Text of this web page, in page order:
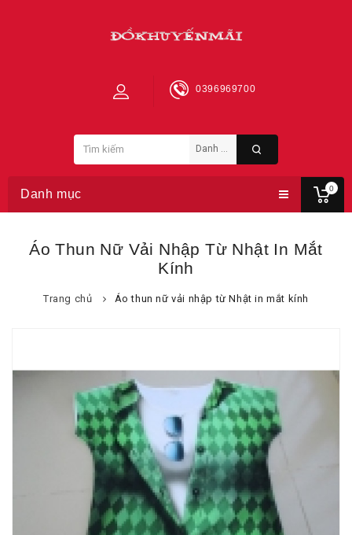
0
0396969700
Danh mục
Áo Thun Nữ Vải Nhập Từ Nhật In Mắt
Kính
Trang chủ Áo thun nữ vải nhập từ Nhật in mắt kính